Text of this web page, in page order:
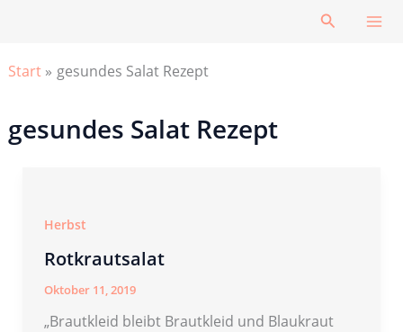
Suchen
Start gesundes Salat Rezept
gesundes Salat Rezept
Herbst
Rotkrautsalat
Oktober 11, 2019
„Brautkleid bleibt Brautkleid und Blaukraut